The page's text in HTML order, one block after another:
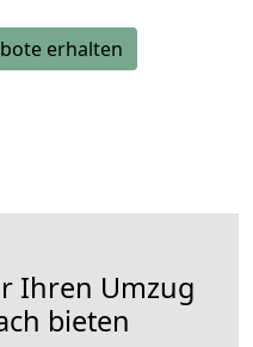
erhalten
Ihren Umzug
bieten